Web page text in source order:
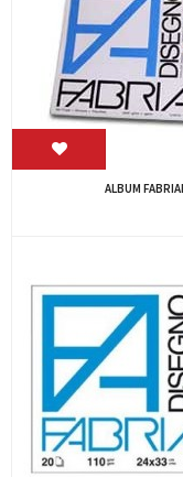
ALBUM